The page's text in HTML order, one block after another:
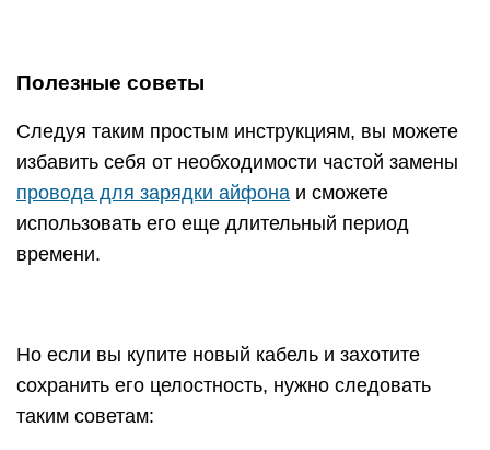
Полезные советы
Следуя таким простым инструкциям, вы можете
избавить себя от необходимости частой замены
провода для зарядки айфона и сможете
использовать его еще длительный период
времени.
Но если вы купите новый кабель и захотите
сохранить его целостность, нужно следовать
таким советам: